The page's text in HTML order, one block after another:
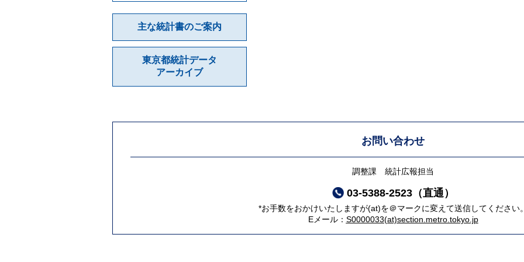
主な統計書のご案内
東京都統計データ
アーカイブ
お問い合わせ
調整課 統計広報担当
03-5388-2523（直通）
*お手数をおかけいたしますが(at)を＠マークに変えて送信してください
Eメール： S0000033(at)section.metro.tokyo.jp